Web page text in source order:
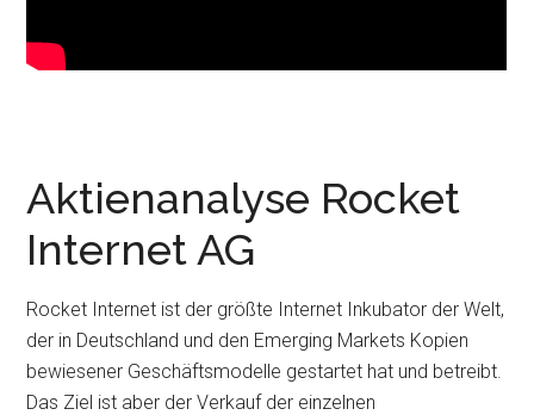
Aktienanalyse Rocket
Internet AG
Rocket Internet ist der größte Internet Inkubator der Welt,
der in Deutschland und den Emerging Markets Kopien
bewiesener Geschäftsmodelle gestartet hat und betreibt.
Das Ziel ist aber der Verkauf der einzelnen